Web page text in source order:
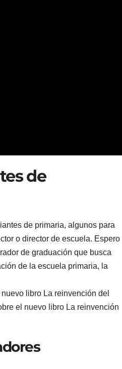
de
de primaria, algunos para
o director de escuela. Espero
de graduación que busca
de la escuela primaria, la
libro La reinvención del
el nuevo libro La reinvención